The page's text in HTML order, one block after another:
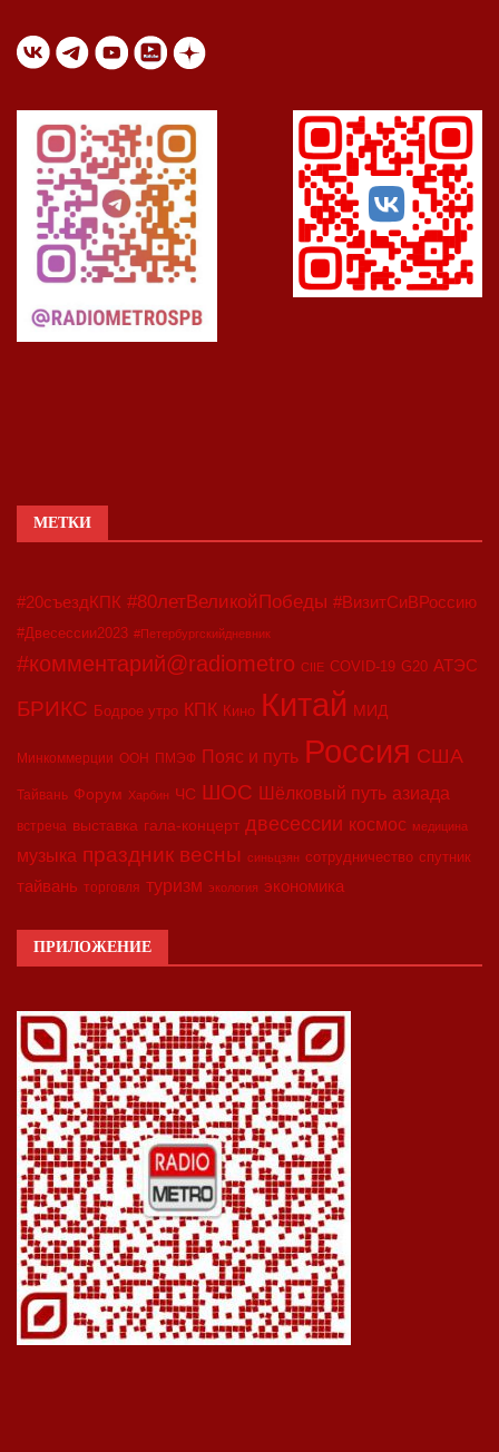
МЕТКИ
#20съездКПК #80летВеликойПобеды #ВизитСиВРоссию
#Двесессии2023 #Петербургскийдневник
#комментарий@radiometro CIIE COVID-19 G20 АТЭС
БРИКС Бодрое утро КПК Кино Китай МИД
Минкоммерции ООН ПМЭФ Пояс и путь Россия США
Тайвань Форум Харбин ЧС ШОС Шёлковый путь азиада
встреча выставка гала-концерт двесессии космос медицина
музыка праздник весны синьцзян сотрудничество спутник
тайвань торговля туризм экология экономика
ПРИЛОЖЕНИЕ